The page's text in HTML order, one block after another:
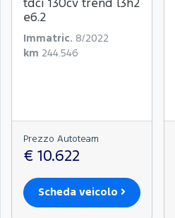
tdci 130cv trend l3h2
e6.2
Immatric.
8/2022
km 244.546
Prezzo Autoteam
€ 10.622
Scheda veicolo